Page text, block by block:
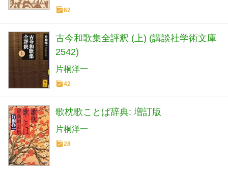
62
古今和歌集全評釈 (上) (講談社学術文庫
2542)
片桐洋一
42
歌枕歌ことば辞典: 増訂版
片桐洋一
28